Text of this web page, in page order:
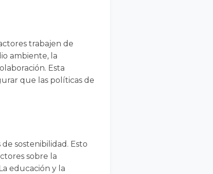
trabajen de
ambiente, la
Esta
que las políticas de
sostenibilidad. Esto
sobre la
educación y la